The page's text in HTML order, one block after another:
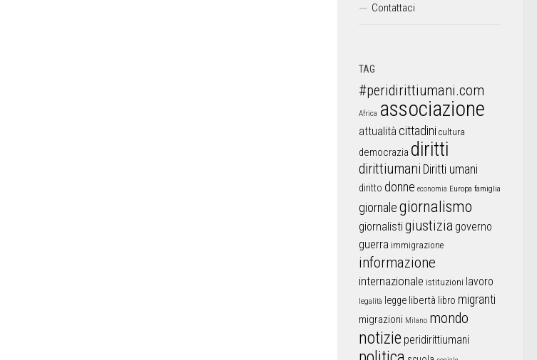
Contattaci
TAG
#peridirittiumani.com
Africa associazione
attualità cittadini cultura
democrazia diritti
dirittiumani Diritti umani
diritto donne economia Europa famiglia
giornalegiornalismo
giornalistigiustizia governo
guerra immigrazione
informazione
internazionale istituzioni lavoro
legalità legge libertà libro migranti
migrazioni Milano mondo
notizie peridirittiumani